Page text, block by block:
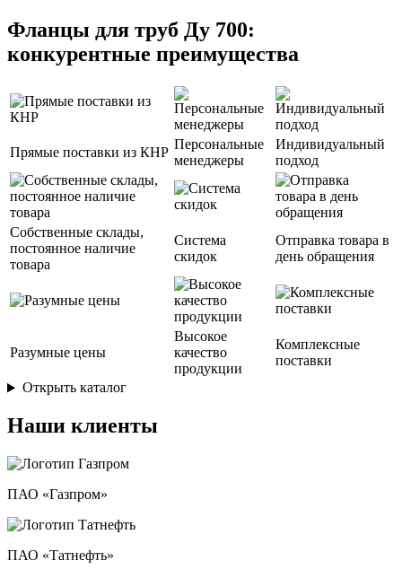
Фланцы для труб Ду 700:
конкурентные преимущества
Прямые поставки из КНР
Персональные
менеджеры
Индивидуальный
подход
Собственные склады,
постоянное наличие
товара
Система
скидок
Отправка товара в
день обращения
Разумные цены
Высокое
качество
продукции
Комплексные
поставки
Открыть каталог
Наши клиенты
ПАО «Газпром»
ПАО «Татнефть»